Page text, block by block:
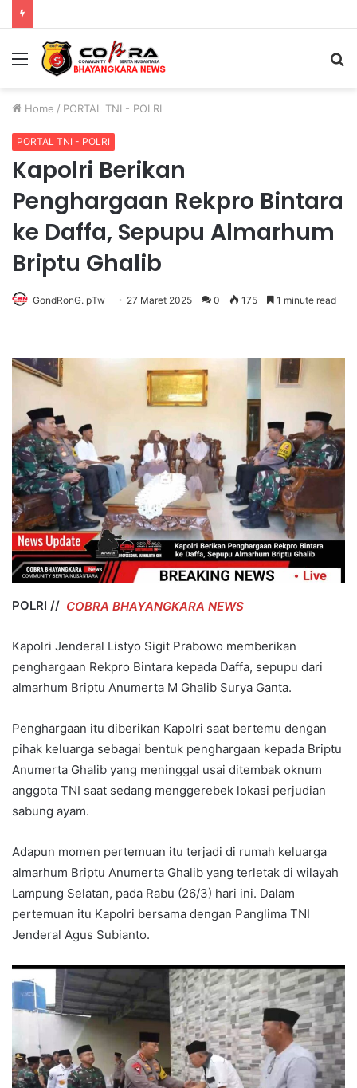
Menu
Home / PORTAL TNI - POLRI
PORTAL TNI - POLRI
Kapolri Berikan
Penghargaan Rekpro Bintara
ke Daffa, Sepupu Almarhum
Briptu Ghalib
GondRonG. pTw 27 Maret 2025 0 175 1 minute read
POLRI // COBRA BHAYANGKARA NEWS
Kapolri Jenderal Listyo Sigit Prabowo memberikan
penghargaan Rekpro Bintara kepada Daffa, sepupu dari
almarhum Briptu Anumerta M Ghalib Surya Ganta.
Penghargaan itu diberikan Kapolri saat bertemu dengan
pihak keluarga sebagai bentuk penghargaan kepada Briptu
Anumerta Ghalib yang meninggal usai ditembak oknum
anggota TNI saat sedang menggerebek lokasi perjudian
sabung ayam.
Adapun momen pertemuan itu terjadi di rumah keluarga
almarhum Briptu Anumerta Ghalib yang terletak di wilayah
Lampung Selatan, pada Rabu (26/3) hari ini. Dalam
pertemuan itu Kapolri bersama dengan Panglima TNI
Jenderal Agus Subianto.